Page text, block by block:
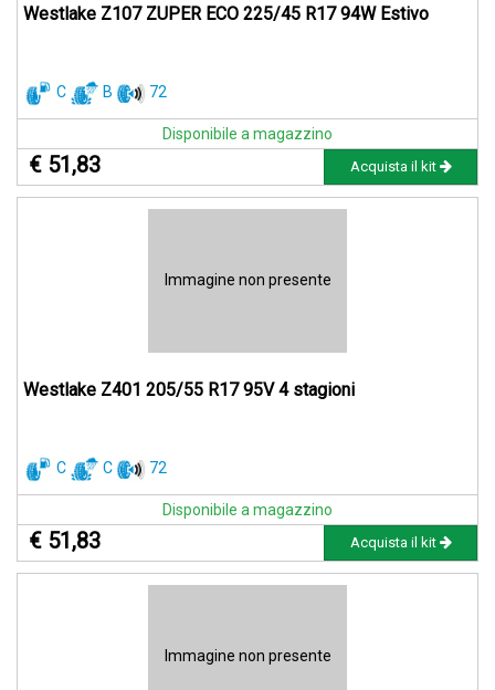
Westlake Z107 ZUPER ECO 225/45 R17 94W Estivo
C B 72
Disponibile a magazzino
€ 51,83 Acquista il kit
Immagine non presente
Westlake Z401 205/55 R17 95V 4 stagioni
C C 72
Disponibile a magazzino
€ 51,83 Acquista il kit
Immagine non presente